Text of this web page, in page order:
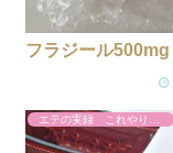
フラジール500mg